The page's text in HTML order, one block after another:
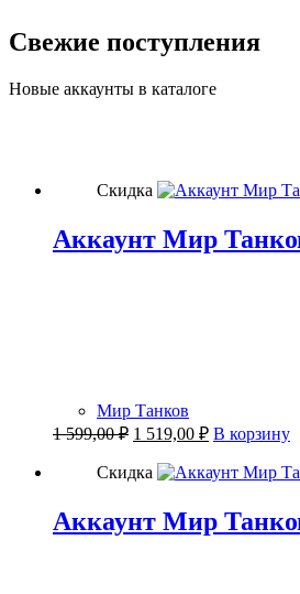
Свежие поступления
Новые аккаунты в каталоге
Скидка
Аккаунт Мир
Мир Танков
1 599,00₽ Первоначальная
составляла
599,00 ₽.
1 519,00 ₽Текущая
цена:
1
В корзину
Скидка
Аккаунт Мир